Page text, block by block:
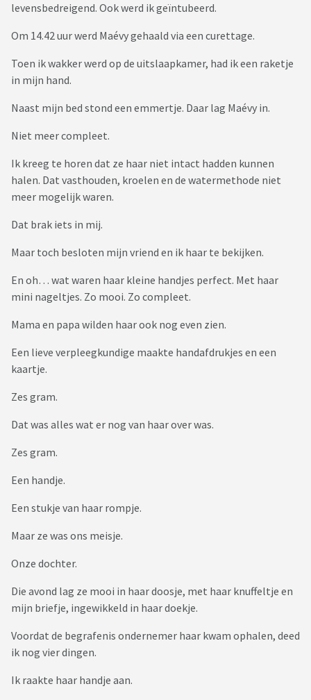
levensbedreigend. Ook werd ik geïntubeerd.
Om 14.42 uur werd Maévy gehaald via een curettage.
Toen ik wakker werd op de uitslaapkamer, had ik een raketje
in mijn hand.
Naast mijn bed stond een emmertje. Daar lag Maévy in.
Niet meer compleet.
Ik kreeg te horen dat ze haar niet intact hadden kunnen
halen. Dat vasthouden, kroelen en de watermethode niet
meer mogelijk waren.
Dat brak iets in mij.
Maar toch besloten mijn vriend en ik haar te bekijken.
En oh… wat waren haar kleine handjes perfect. Met haar
mini nageltjes. Zo mooi. Zo compleet.
Mama en papa wilden haar ook nog even zien.
Een lieve verpleegkundige maakte handafdrukjes en een
kaartje.
Zes gram.
Dat was alles wat er nog van haar over was.
Zes gram.
Een handje.
Een stukje van haar rompje.
Maar ze was ons meisje.
Onze dochter.
Die avond lag ze mooi in haar doosje, met haar knuffeltje en
mijn briefje, ingewikkeld in haar doekje.
Voordat de begrafenis ondernemer haar kwam ophalen, deed
ik nog vier dingen.
Ik raakte haar handje aan.